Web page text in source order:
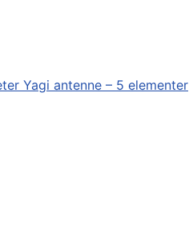
Yagi antenne – 5 elementer